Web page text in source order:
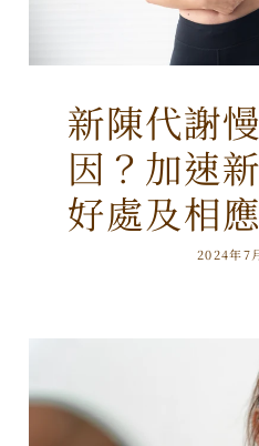
新陳代謝
因？加速
好處及相
2024年7